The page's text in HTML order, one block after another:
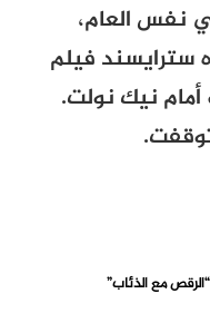
نفس العام،
سترايسند فيلم
أمام نيك نولت.
مع الذئاب”